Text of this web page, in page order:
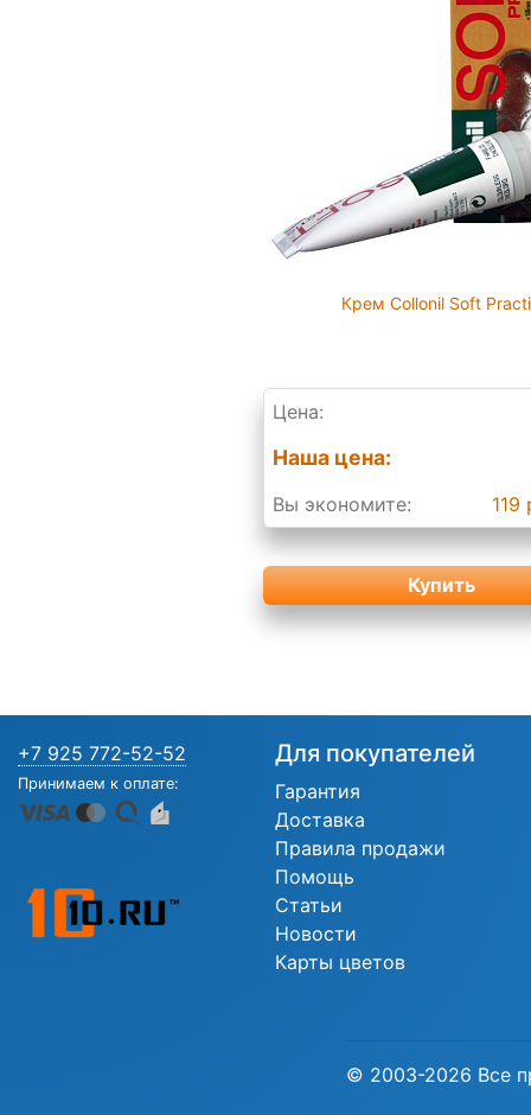
Крем Collonil Soft
Цена:
Наша цена:
Вы экономите: 119
Купить
+7 925 772-52-52
Принимаем к оплате:
Для покупателей
Гарантия
Доставка
Правила продажи
Помощь
Статьи
Новости
Карты цветов
© 2003-2026 Все